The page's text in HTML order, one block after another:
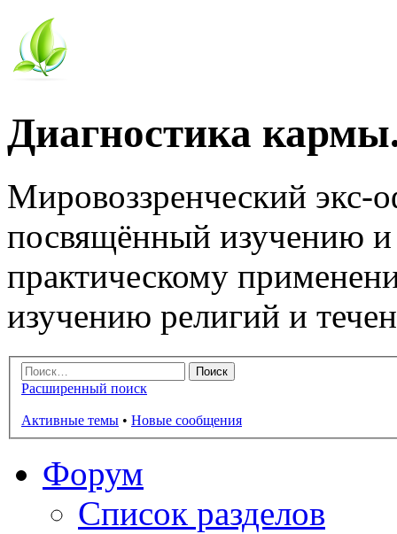
Диагностика
Мировоззренческий
посвящённый изучению
практическому
изучению религий и
Расширенный поиск
Активные темы • Новые сообщения
Форум
Список разделов